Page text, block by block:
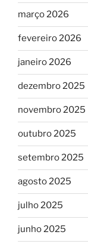
março 2026
fevereiro 2026
janeiro 2026
dezembro 2025
novembro 2025
outubro 2025
setembro 2025
agosto 2025
julho 2025
junho 2025